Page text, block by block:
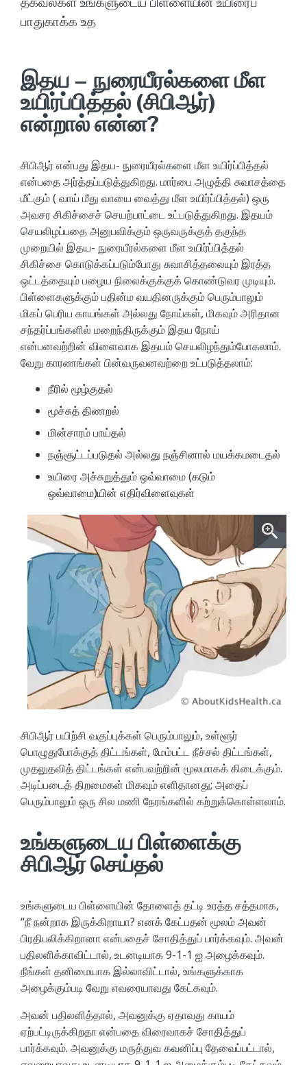
பாதுகாக்க உத
இதய – நுரையீரல்களை மீள
உயிர்ப்பித்தல் (சிபிஆர்)
என்றால் என்ன?
சிபிஆர் என்பது இதய- நுரையீரல்களை மீள உயிர்ப்பித்தல்
என்பதை அர்த்தப்படுத்துகிறது. மார்பை அழுத்தி சுவாசத்தை
மீட்கும் ( வாய் மீது வாயை வைத்து மீள உயிர்ப்பித்தல்) ஒரு
அவசர சிகிச்சைச் செயற்பாட்டை உட்படுத்துகிறது. இதயம்
செயலிழப்பதை அனுபவிக்கும் ஒருவருக்குத் தகுந்த
முறையில் இதய- நுரையீரல்களை மீள உயிர்ப்பித்தல்
சிகிச்சை கொடுக்கப்படும்போது சுவாசித்தலையும் இரத்த
ஒட்டத்தையும் பழைய நிலைக்குக்குக் கொண்டுவர முடியும்.
பிள்ளைகளுக்கும் பதின்ம வயதினருக்கும் பெரும்பாலும்
மிகப் பெரிய காயங்கள் அல்லது நோய்கள், மிகவும் அரிதான
சந்தர்ப்பங்களில் மறைந்திருக்கும் இதய நோய்
என்பனவற்றின் விளைவாக இதயம் செயலிழந்தும்போகலாம்.
வேறு காரணங்கள் பின்வருவனவற்றை உட்படுத்தலாம்:
நீரில் மூழ்குதல்
மூச்சுத் திணறல்
மின்சாரம் பாய்தல்
நஞ்சூட்டப்படுதல் அல்லது நஞ்சினால் மயக்கமடைதல்
உயிரை அச்சுறுத்தும் ஒவ்வாமை (கடும்
ஒவ்வாமை)யின் எதிர்விளைவுகள்
சிபிஆர் பயிற்சி வகுப்புக்கள் பெரும்பாலும், உள்ளூர்
பொழுதுபோக்குத் திட்டங்கள், மேம்பட்ட நீச்சல் திட்டங்கள்,
முதலுதவித் திட்டங்கள் என்பவற்றின் மூலமாகக் கிடைக்கும்.
அடிப்படைத் திறமைகள் மிகவும் எளிதானது; அதைப்
பெரும்பாலும் ஒரு சில மணி நேரங்களில் கற்றுக்கொள்ளலாம்.
உங்களுடைய பிள்ளைக்கு
சிபிஆர் செய்தல்
உங்களுடைய பிள்ளையின் தோளைத் தட்டி உரத்த சத்தமாக,
“நீ நன்றாக இருக்கிறாயா? எனக் கேட்பதன் மூலம் அவன்
பிரதிபலிக்கிறானா என்பதைச் சோதித்துப் பார்க்கவும். அவன்
பதிலளிக்காவிட்டால், உடனடியாக 9-1-1 ஐ அழைக்கவும்.
நீங்கள் தனிமையாக இல்லாவிட்டால், உங்களுக்காக
அழைக்கும்படி வேறு எவரையாவது கேட்கவும்.
அவன் பதிலளித்தால், அவனுக்கு ஏதாவது காயம்
ஏற்பட்டிருக்கிறதா என்பதை விரைவாகச் சோதித்துப்
பார்க்கவும். அவனுக்கு மருத்துவ கவனிப்பு தேவைப்பட்டால்,